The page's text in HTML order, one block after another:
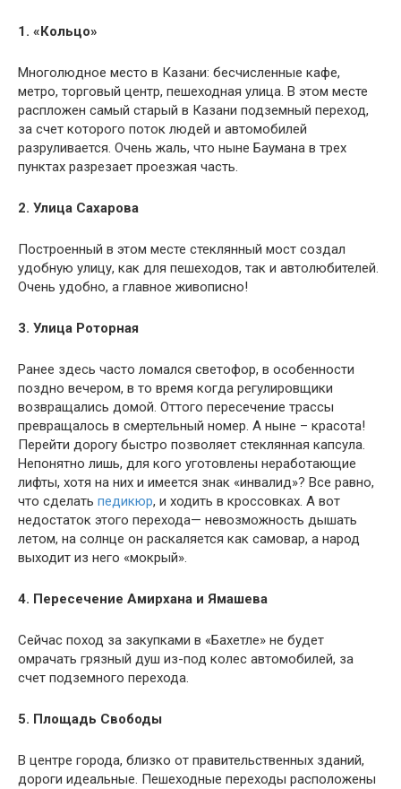
1. «Кольцо»
Многолюдное место в Казани: бесчисленные кафе,
метро, торговый центр, пешеходная улица. В этом месте
распложен самый старый в Казани подземный переход,
за счет которого поток людей и автомобилей
разруливается. Очень жаль, что ныне Баумана в трех
пунктах разрезает проезжая часть.
2. Улица Сахарова
Построенный в этом месте стеклянный мост создал
удобную улицу, как для пешеходов, так и автолюбителей.
Очень удобно, а главное живописно!
3. Улица Роторная
Ранее здесь часто ломался светофор, в особенности
поздно вечером, в то время когда регулировщики
возвращались домой. Оттого пересечение трассы
превращалось в смертельный номер. А ныне – красота!
Перейти дорогу быстро позволяет стеклянная капсула.
Непонятно лишь, для кого уготовлены неработающие
лифты, хотя на них и имеется знак «инвалид»? Все равно,
что сделать педикюр, и ходить в кроссовках. А вот
недостаток этого перехода— невозможность дышать
летом, на солнце он раскаляется как самовар, а народ
выходит из него «мокрый».
4. Пересечение Амирхана и Ямашева
Сейчас поход за закупками в «Бахетле» не будет
омрачать грязный душ из-под колес автомобилей, за
счет подземного перехода.
5. Площадь Свободы
В центре города, близко от правительственных зданий,
дороги идеальные. Пешеходные переходы расположены